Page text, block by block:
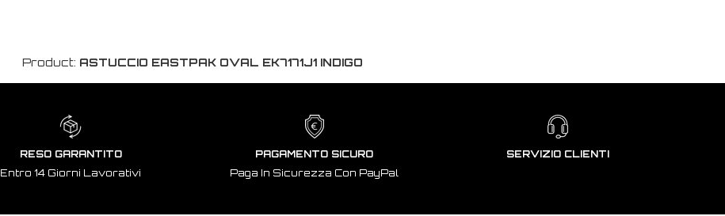
Product: ASTUCCIO EASTPAK OVAL EK7171J1 INDIGO
RESO GARANTITO
Entro 14 Giorni Lavorativi
PAGAMENTO SICURO
Paga In Sicurezza Con PayPal
SERVIZIO CLIENTI